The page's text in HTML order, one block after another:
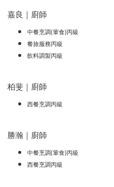
嘉良｜廚師
中餐烹調(葷食)丙級
餐旅服務丙級
飲料調製丙級
柏斐｜廚師
西餐烹調丙級
勝瀚｜廚師
中餐烹調(葷食)丙級
西餐烹調丙級